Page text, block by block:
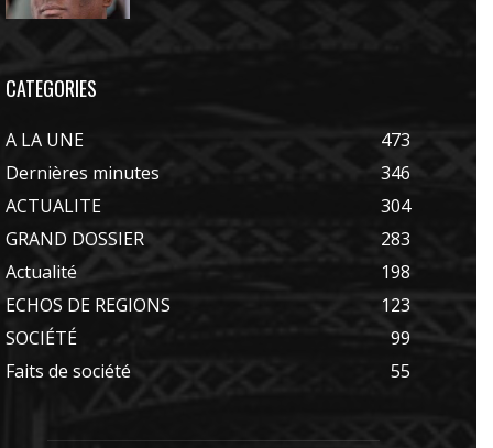
CATEGORIES
A LA UNE
473
Dernières minutes
346
ACTUALITE
304
GRAND DOSSIER
283
Actualité
198
ECHOS DE REGIONS
123
SOCIÉTÉ
99
Faits de société
55